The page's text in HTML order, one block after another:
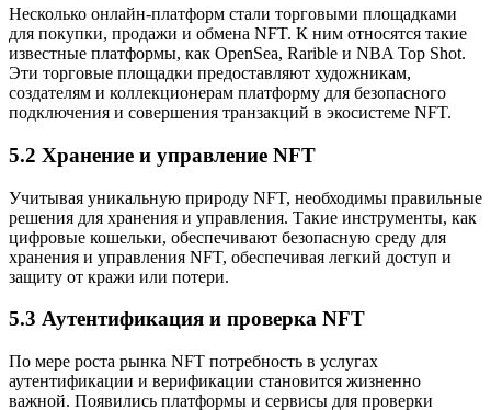
Несколько онлайн-платформ стали торговыми площадками
для покупки, продажи и обмена NFT. К ним относятся такие
известные платформы, как OpenSea, Rarible и NBA Top Shot.
Эти торговые площадки предоставляют художникам,
создателям и коллекционерам платформу для безопасного
подключения и совершения транзакций в экосистеме NFT.
5.2 Хранение и управление NFT
Учитывая уникальную природу NFT, необходимы правильные
решения для хранения и управления. Такие инструменты, как
цифровые кошельки, обеспечивают безопасную среду для
хранения и управления NFT, обеспечивая легкий доступ и
защиту от кражи или потери.
5.3 Аутентификация и проверка NFT
По мере роста рынка NFT потребность в услугах
аутентификации и верификации становится жизненно
важной. Появились платформы и сервисы для проверки